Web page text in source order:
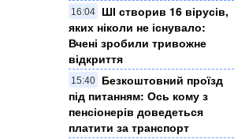
16:04
ШІ створив 16 вірусів,
яких ніколи не існувало:
Вчені зробили тривожне
відкриття
15:40
Безкоштовний проїзд
під питанням: Ось кому з
пенсіонерів доведеться
платити за транспорт